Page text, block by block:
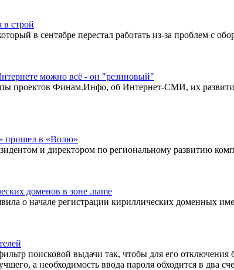
в строй
в сентябре перестал работать из-за проблем с
можно всё - он "резиновый"
проектов Финам.Инфо, об Интернет-СМИ, их
пришел в «Волю»
и директором по региональному развитию
доменов в зоне .name
о начале регистрации кириллических доменных
поисковой выдачи так, чтобы для его
а необходимость ввода пароля обходится в два